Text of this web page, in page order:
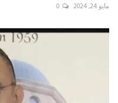
مايو 24, 2024 0